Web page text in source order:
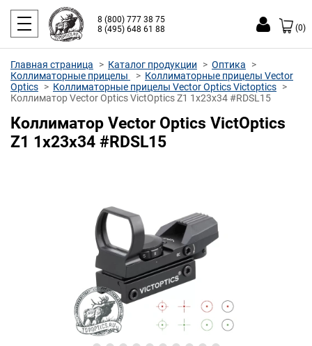
8 (800) 777 38 75
8 (495) 648 61 88
(0)
Главная страница Каталог продукции
Оптика
Коллиматорные прицелы
Коллиматорные прицелы Vector
Optics
Коллиматорные прицелы Vector Optics Victoptics
Коллиматор Vector Optics VictOptics Z1 1x23x34 #RDSL15
Коллиматор Vector Optics VictOptics
Z1 1x23x34 #RDSL15